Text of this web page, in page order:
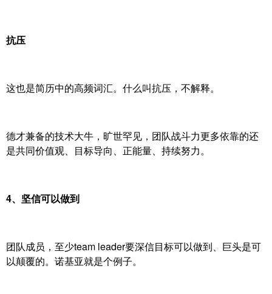
抗压
这也是简历中的高频词汇。什么叫抗压，不解释。
德才兼备的技术大牛，旷世罕见，团队战斗力更多依靠的还
是共同价值观、目标导向、正能量、持续努力。
4、坚信可以做到
团队成员，至少team leader要深信目标可以做到、巨头是可
以颠覆的。诺基亚就是个例子。